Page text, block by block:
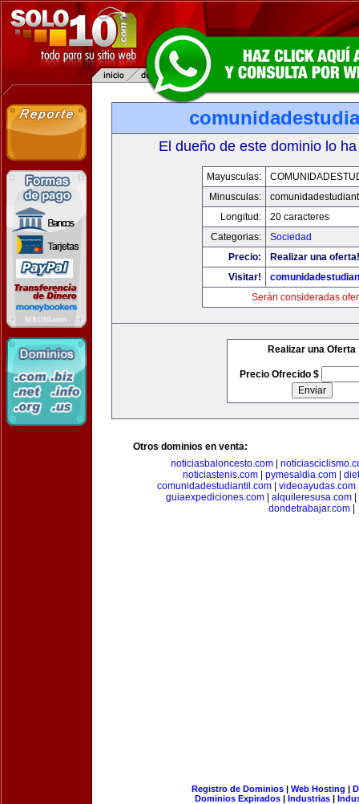
El dueño de este dominio lo
Mayusculas:
Minusculas:
Longitud:
20 caracteres
Categorias:
Sociedad
Precio:
Realizar una oferta!
Visitar!
Serán consideradas
Realizar una Oferta
Precio Ofrecido $
Otros dominios en venta:
noticiasbaloncesto.com
noticiastenis.com
pymesaldia.com
comunidadestudiantil.com| videoayudas.com
guiaexpediciones.com| alquileresusa.com|
dondetrabajar.com
Registro de Dominios| Web Hosting |
Dominios Expirados | Industrias |